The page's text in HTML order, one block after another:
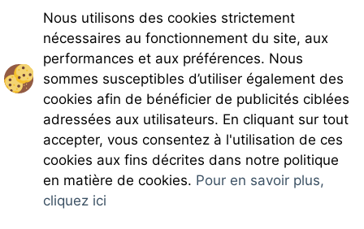
Charges
Rejoignez-nous
Nous utilisons des cookies strictement
nécessaires au fonctionnement du site, aux
performances et aux préférences. Nous
sommes susceptibles d’utiliser également des
cookies afin de bénéficier de publicités ciblées
adressées aux utilisateurs. En cliquant sur tout
accepter, vous consentez à l'utilisation de ces
cookies aux fins décrites dans notre politique
en matière de cookies. Pour en savoir plus,
cliquez ici